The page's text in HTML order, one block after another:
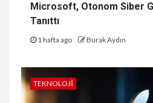
Microsoft, Otonom Siber
Tanıttı
1 hafta ago Burak Aydın
TEKNOLOJI